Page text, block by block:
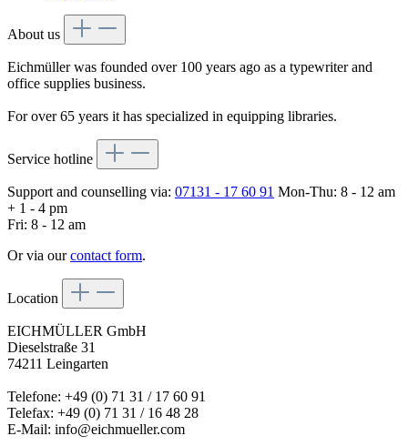
About us
Eichmüller was founded over 100 years ago as a typewriter and
office supplies business.
For over 65 years it has specialized in equipping libraries.
Service hotline
Support and counselling via: 07131 - 17 60 91 Mon-Thu: 8 - 12 am
+ 1 - 4 pm
Fri: 8 - 12 am
Or via ourcontact form.
Location
EICHMÜLLER GmbH
Dieselstraße 31
74211 Leingarten
Telefone: +49 (0) 71 31 / 17 60 91
Telefax: +49 (0) 71 31 / 16 48 28
E-Mail: info@eichmueller.com